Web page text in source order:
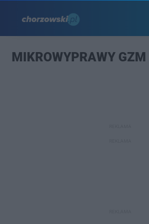
MIKROWYPRAWY GZM